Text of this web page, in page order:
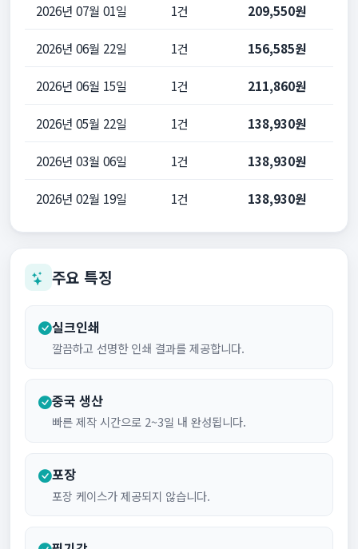
2026년 07월 01일 1건 209,550원
2026년 06월 22일 1건 156,585원
2026년 06월 15일 1건 211,860원
2026년 05월 22일 1건 138,930원
2026년 03월 06일 1건 138,930원
2026년 02월 19일 1건 138,930원
주요 특징
실크인쇄
깔끔하고 선명한 인쇄 결과를 제공합니다.
중국 생산
빠른 제작 시간으로 2~3일 내 완성됩니다.
포장
포장 케이스가 제공되지 않습니다.